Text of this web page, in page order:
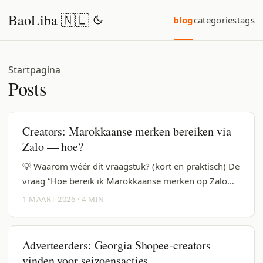
BaoLiba 🇳🇱 blogcategoriestags
Startpagina
Posts
Creators: Marokkaanse merken bereiken via
Zalo — hoe?
💡 Waarom wéér dit vraagstuk? (kort en praktisch) De
vraag “Hoe bereik ik Marokkaanse merken op Zalo
om fitnessapparatuur te reviewen?” komt van creators
op platformkeuze en lokale communicatie. Kort
antwoord: Zalo is géén Marokkaanse standaard — dat
maakt directe outreach via Zalo zelden effectief. Deze
1 MAART 2026 · 4 MIN
Adverteerders: Georgia Shopee-creators